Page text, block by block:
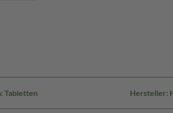
Tabletten Hersteller: